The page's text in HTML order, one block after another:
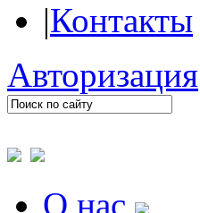
|Контакты
Авторизация
О нас